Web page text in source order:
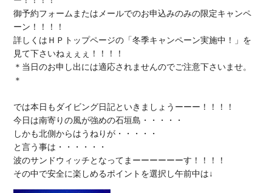
御予約フォーム または メールでのお申込みのみの限定キャンペ
ーン！！！！
詳しくはＨＰトップページの「冬季キャンペーン実施中 ！」を
見て下さいねぇぇぇ！！！！
＊ 当日のお申し出には適応されませんのでご注意下さいませ。
＊
では本日もダイビング日記といきましょうーーー！！！！
今日は南寄りの風が強めの石垣島・・・・・
しかも北側からはうねりが・・・・・
と言う事は・・・・・・
波のサンドウィッチとなってまーーーーーーす！！！！